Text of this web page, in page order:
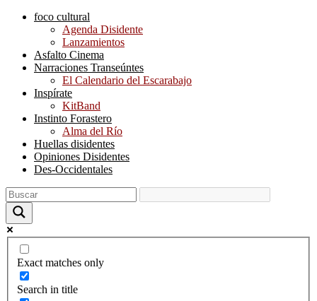
foco cultural
Agenda Disidente
Lanzamientos
Asfalto Cinema
Narraciones Transeúntes
El Calendario del Escarabajo
Inspírate
KitBand
Instinto Forastero
Alma del Río
Huellas disidentes
Opiniones Disidentes
Des-Occidentales
Exact matches only
Search in title